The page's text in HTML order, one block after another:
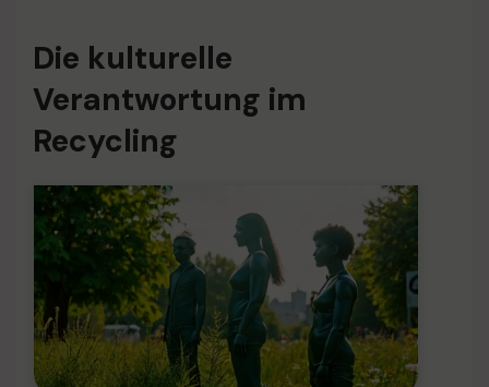
Die kulturelle
Verantwortung im
Recycling